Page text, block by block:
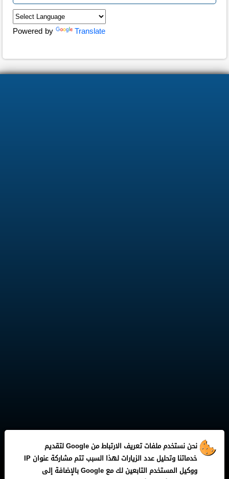
Powered by Translate
جميع الحقوق محفوظة لـLiga Five
نحن نستخدم ملفات تعريف الارتباط من Google لتقديم
خدماتنا وتحليل عدد الزيارات لهذا السبب تتم مشاركة عنوان IP
ووكيل المستخدم التابعين لك مع Google بالإضافة إلى